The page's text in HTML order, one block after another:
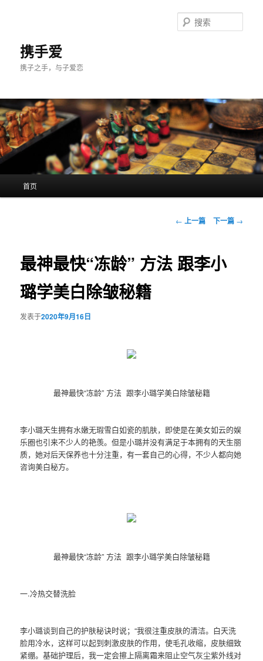
携手爱
携子之手，与子爱恋
索
首页
文
航
← 上一篇 下一篇 →
最神最快“冻龄” 方法 跟李小
璐学美白除皱秘籍
发表于2020年9月16日
最神最快“冻龄” 方法 跟李小璐学美白除皱秘籍
李小璐天生拥有水嫩无瑕雪白如瓷的肌肤，即使是在美女如云的娱
乐圈也引来不少人的艳羡。但是小璐并没有满足于本拥有的天生丽
质，她对后天保养也十分注重，有一套自己的心得，不少人都向她
咨询美白秘方。
最神最快“冻龄” 方法 跟李小璐学美白除皱秘籍
一.冷热交替洗脸
李小璐谈到自己的护肤秘诀时说；“我很注重皮肤的清洁。白天洗
脸用冷水，这样可以起到刺激皮肤的作用，使毛孔收缩，皮肤细致
紧绷。基础护理后，我一定会擦上隔离霜来阻止空气灰尘紫外线对